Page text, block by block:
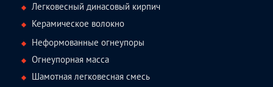
Легковесный динасовый кирпич
Керамическое волокно
Неформованные огнеупоры
Огнеупорная масса
Шамотная легковесная смесь